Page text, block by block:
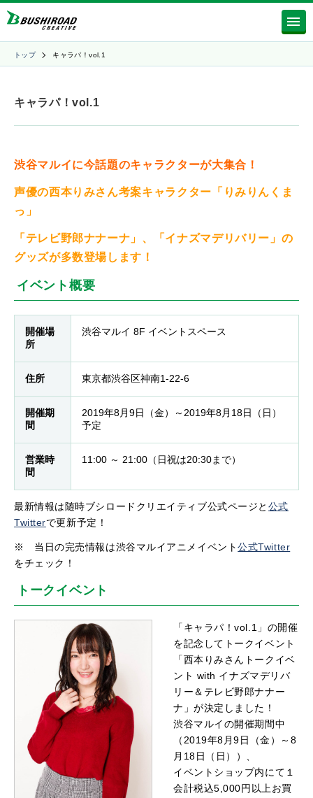
トップ キャラパ！vol.1
キャラパ！vol.1
渋谷マルイに今話題のキャラクターが大集合！
声優の西本りみさん考案キャラクター「りみりんくま
っ」
「テレビ野郎ナナーナ」、「イナズマデリバリー」の
グッズが多数登場します！
イベント概要
開催場
所
渋谷マルイ 8F イベントスペース
住所 東京都渋谷区神南1-22-6
開催期
間
2019年8月9日（金）～2019年8月18日（日）
予定
営業時
間
11:00 ～ 21:00（日祝は20:30まで）
最新情報は随時ブシロードクリエイティブ公式ページと 公式
Twitterで更新予定！
※ 当日の完売情報は渋谷マルイアニメイベント公式Twitter
をチェック！
トークイベント
「キャラパ！vol.1」の開催
を記念してトークイベント
「西本りみさんトークイベ
ント with イナズマデリバ
リー＆テレビ野郎ナナー
ナ」が決定しました！
渋谷マルイの開催期間中
（2019年8月9日（金）～8
月18日（日））、
イベントショップ内にて１
会計税込5,000円以上お買